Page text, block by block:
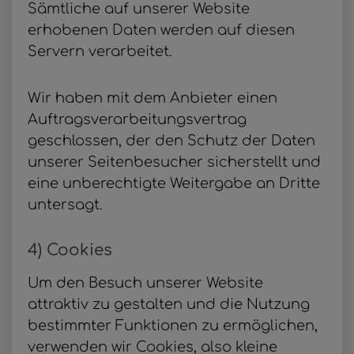
Sämtliche auf unserer Website
erhobenen Daten werden auf diesen
Servern verarbeitet.
Wir haben mit dem Anbieter einen
Auftragsverarbeitungsvertrag
geschlossen, der den Schutz der Daten
unserer Seitenbesucher sicherstellt und
eine unberechtigte Weitergabe an Dritte
untersagt.
4) Cookies
Um den Besuch unserer Website
attraktiv zu gestalten und die Nutzung
bestimmter Funktionen zu ermöglichen,
verwenden wir Cookies, also kleine